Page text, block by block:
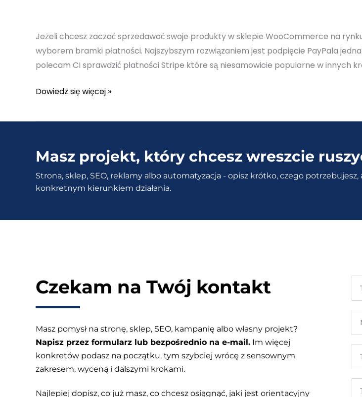
Jeżeli chcesz zaczać sprzedawać swoje produkty w sklepie WooCommerce na
wyborem bramki płatności. Najszybszym rozwiązaniem jest podpięcie PayPala
polecam CI sprawdzić płatności Stripe które są niesamowicie popularne w innych
Jak
płatności
do
sklepu
WooCoomerce?
Dowiedz się więcej »
Masz projekt, który chcesz wreszcie
Strona, sklep, SEO, reklamy albo automatyzacja - opisz krótko, czego potrzebujesz,
konkretnym kierunkiem działania.
Czekam na Twój kontakt
Masz pomysł na stronę, sklep, SEO, kampanię albo własny projekt?
Napisz przez formularz lub bezpośrednio na e-mail. Im więcej
konkretów podasz na początku, tym szybciej wrócę z sensownym
zakresem, wyceną i dalszymi krokami.
Najlepiej dopisz, co już masz, co chcesz osiągnąć, jaki jest orientacyjny